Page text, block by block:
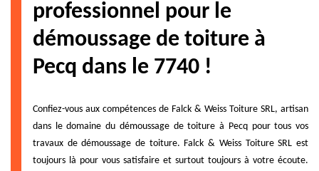
professionnel pour le
démoussage de toiture à
Pecq dans le 7740 !
Confiez-vous aux compétences de Falck & Weiss Toiture SRL, artisan
dans le domaine du démoussage de toiture à Pecq pour tous vos
travaux de démoussage de toiture. Falck & Weiss Toiture SRL est
toujours là pour vous satisfaire et surtout toujours à votre écoute.